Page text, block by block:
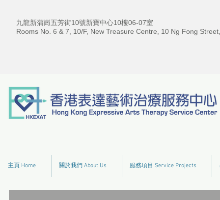
九龍新蒲崗五芳街10號新寶中心10樓06-07室
Rooms No. 6 & 7, 10/F, New Treasure Centre, 10 Ng Fong
主頁 Home 關於我們 About Us 服務項目 Service Projects